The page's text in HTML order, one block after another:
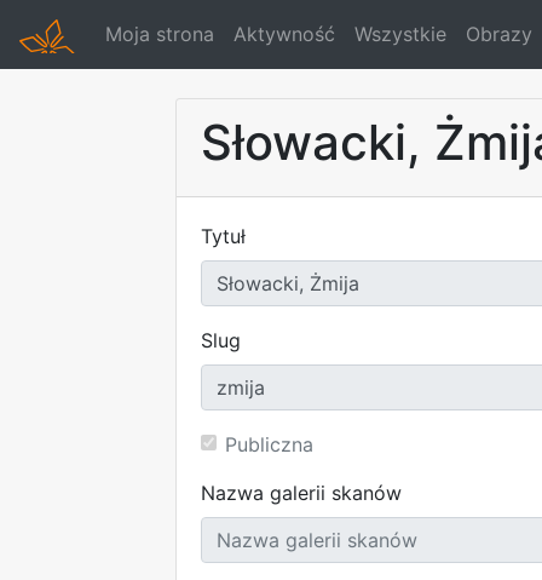
Moja strona Aktywność Wszystkie Obrazy
Słowacki,
Tytuł
Slug
Publiczna
Nazwa galerii skanów